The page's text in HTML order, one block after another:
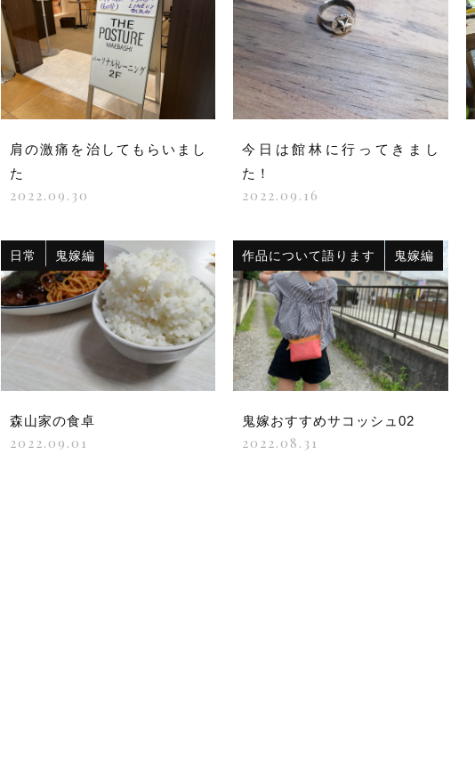
肩の激痛を治してもらいまし
た
2022.09.30
今日は館林に行ってきまし
た！
2022.09.16
日常 鬼嫁編
森山家の食卓
2022.09.01
作品について語ります 鬼嫁編
鬼嫁おすすめサコッシュ02
2022.08.31